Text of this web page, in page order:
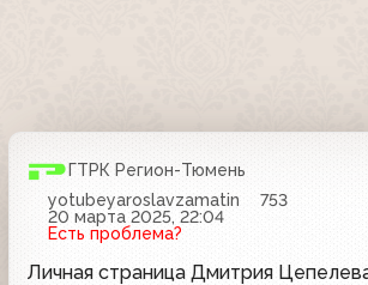
ГТРК Регион-Тюмень
yotubeyaroslavzamatin
753
20 марта 2025, 22:04
Есть проблема?
Личная страница Дмитрия